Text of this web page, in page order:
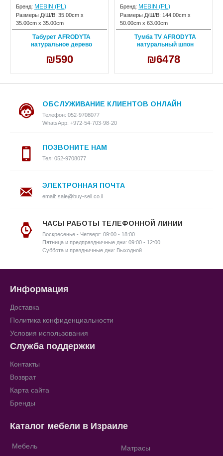
Бренд: MEBIN (PL)
Размеры Д/Ш/В: 35.00cm x
35.00cm x 35.00cm
Табурет AFRODYTA
натуральное дерево
₪590
Бренд: MEBIN (PL)
Размеры Д/Ш/В: 144.00cm x
50.00cm x 63.00cm
Тумба TV AFRODYTA
натуральный шпон
₪6478
ОБСЛУЖИВАНИЕ КЛИЕНТОВ ОНЛАЙН
Телефон: 052-9708077
WhatsApp: +972-54-703-98-20
ПОЗВОНИТЕ НАМ
Тел: 052-9708077
ЭЛЕКТРОННАЯ ПОЧТА
email: sale@buy-sell.co.il
ЧАСЫ РАБОТЫ ТЕЛЕФОННОЙ ЛИНИИ
Воскресенье - Четверг: 09:00 - 18:00
Пятница и предпраздничные дни: 09:00 - 12:00
Суббота и праздничные дни: Выходной
Информация
Доставка
Политика конфиденциальности
Условия использования
Служба поддержки
Контакты
Возврат
Карта сайта
Бренды
Каталог мебели в Израиле
Мебель Матрасы